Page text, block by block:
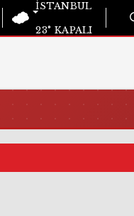
İSTANBUL
23° KAPALI